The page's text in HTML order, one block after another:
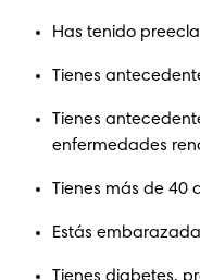
Has tenido
Tienes
Tienes
enfermedades
Tienes más de 40
Estás